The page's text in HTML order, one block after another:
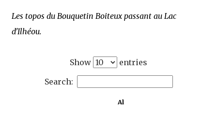
Les topos du Bouquetin Boiteux passant au Lac
d'Ilhéou.
Show
entries
Search:
Al